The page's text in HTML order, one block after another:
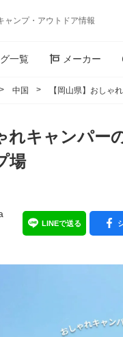
ャンプ・アウトドア情報
一覧 メーカー
中国 【岡山県】おしゃ
れキャンパー
場
LINEで送る